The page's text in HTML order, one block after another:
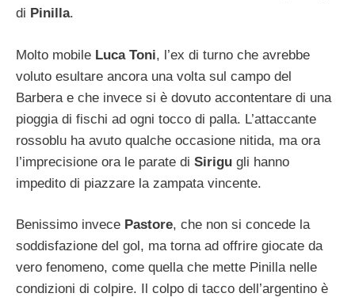
di Pinilla.
Molto mobile Luca Toni, l’ex di turno che avrebbe
voluto esultare ancora una volta sul campo del
Barbera e che invece si è dovuto accontentare di una
pioggia di fischi ad ogni tocco di palla. L’attaccante
rossoblu ha avuto qualche occasione nitida, ma ora
l’imprecisione ora le parate di Sirigu gli hanno
impedito di piazzare la zampata vincente.
Benissimo invece Pastore, che non si concede la
soddisfazione del gol, ma torna ad offrire giocate da
vero fenomeno, come quella che mette Pinilla nelle
condizioni di colpire. Il colpo di tacco dell’argentino è